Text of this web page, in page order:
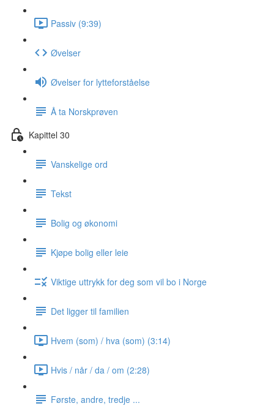
Passiv (9:39)
Øvelser
Øvelser for lytteforståelse
Å ta Norskprøven
Kapittel 30
Vanskelige ord
Tekst
Bolig og økonomi
Kjøpe bolig eller leie
Viktige uttrykk for deg som vil bo i Norge
Det ligger til familien
Hvem (som) / hva (som) (3:14)
Hvis / når / da / om (2:28)
Første, andre, tredje ...